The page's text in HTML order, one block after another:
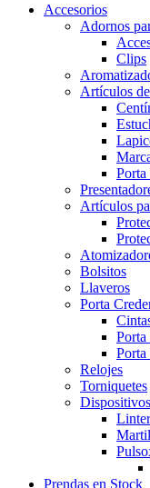
Accesorios
Adornos
Clips
Artículos
Artículos
Bolsitos
Llaveros
Porta
Porta
Relojes
Torniquetes
Prendas en Stock